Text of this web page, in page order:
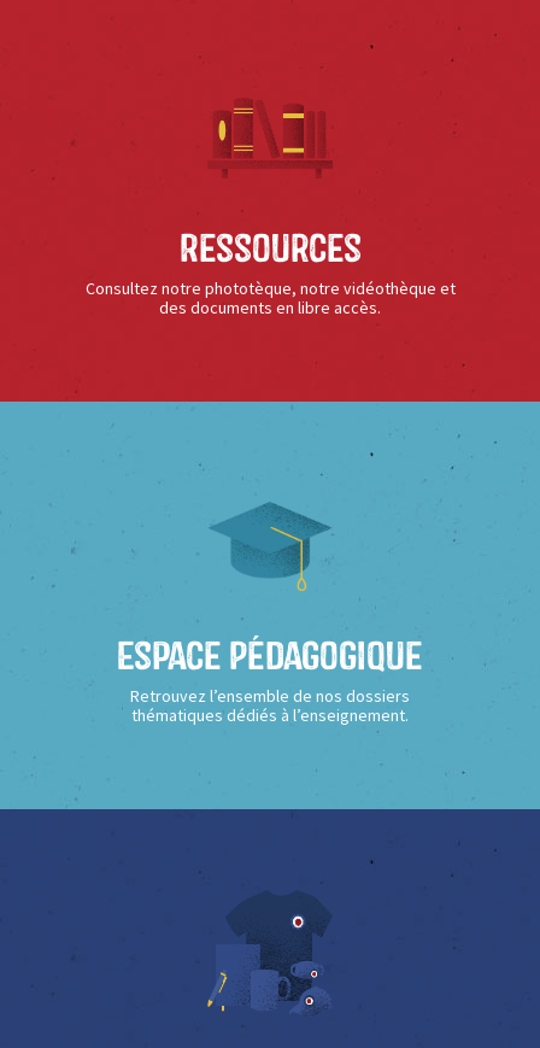
Ressources
Consultez notre phototèque, notre vidéothèque et
des documents en libre accès.
Espace Pédagogique
Retrouvez l’ensemble de nos dossiers
thématiques dédiés à l’enseignement.